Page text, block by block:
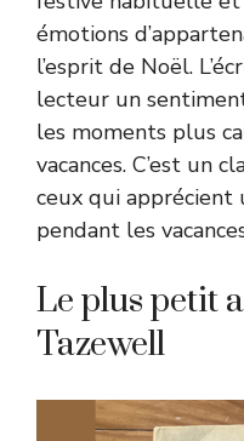
émotions
l’esprit de Noël.
lecteur un
les moments plus
vacances. C’est un
ceux qui
pendant les
Le plus petit
Tazewell